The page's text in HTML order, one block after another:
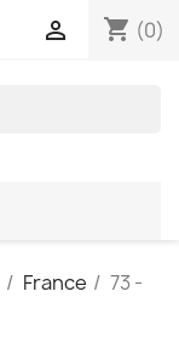
shopping_cart (0)

France
73 -